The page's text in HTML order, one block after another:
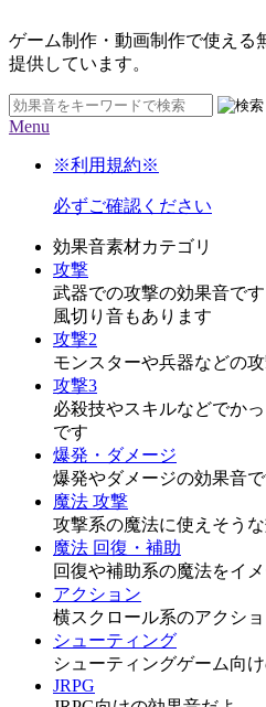
ゲーム制作・動画制作で使える
提供しています。
Menu
※利用規約※
必ずご確認ください
効果音素材カテゴリ
攻撃
武器での攻撃の効果音です
風切り音もあります
攻撃2
モンスターや兵器などの
攻撃3
必殺技やスキルなどでか
です
爆発・ダメージ
爆発やダメージの効果音
魔法 攻撃
攻撃系の魔法に使えそう
魔法 回復・補助
回復や補助系の魔法をイ
アクション
横スクロール系のアクシ
シューティング
シューティングゲーム向
JRPG